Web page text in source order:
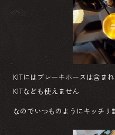
KITにはブレーキホースは含ま
KITなども使えません
なのでいつものようにキッチ